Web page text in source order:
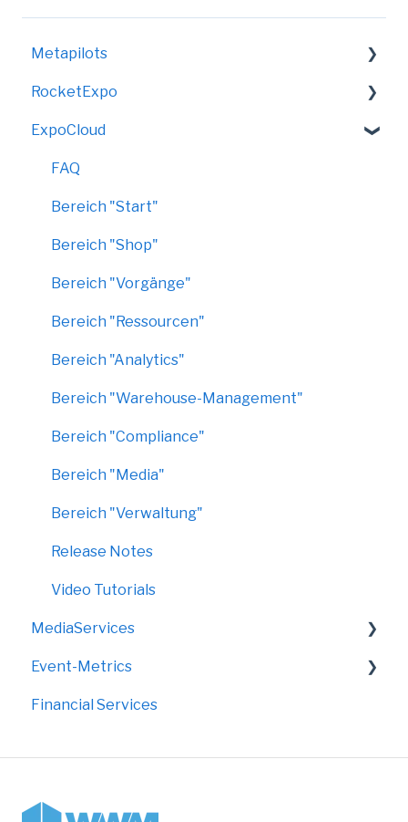
Metapilots
VirtualShow
RocketExpo
LED-Messewand
ExpoCloud
FAQ
Bereich "Start"
Bereich "Shop"
Bereich "Vorgänge"
Bereich "Ressourcen"
Bereich "Analytics"
Bereich "Warehouse-Management"
Bereich "Compliance"
Bereich "Media"
Bereich "Verwaltung"
Release Notes
Video Tutorials
MediaServices
Rollups
Faltdisplays
Event-Metrics
FAQ
Financial Services